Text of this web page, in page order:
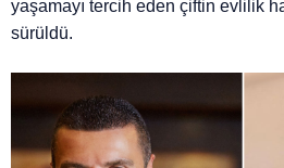
yaşamayı tercih eden çiftin evlilik
sürüldü.